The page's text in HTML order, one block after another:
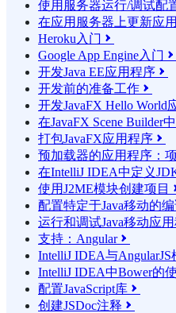
使用服务器运行/调试配
在应用服务器上更新应用
Heroku入门 
Google App Engine入门 
开发Java EE应用程序 
开发前的准备工作 
开发JavaFX Hello World
在JavaFX Scene Builder
打包JavaFX应用程序 
预加载器的应用程序：
在IntelliJ IDEA中定义
使用J2ME模块创建项目
配置特定于Java移动的
运行和调试Java移动应
支持：Angular
IntelliJ IDEA与
IntelliJ IDEA中Bower的
配置JavaScript库 
创建JSDoc注释 